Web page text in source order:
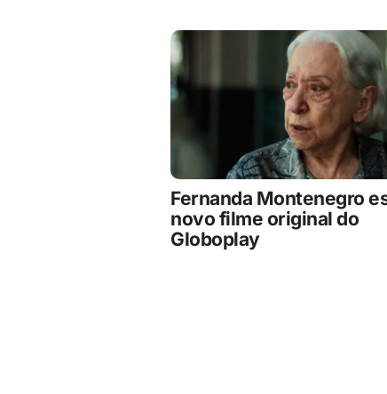
Fernanda Montenegro
novo filme original do
Globoplay